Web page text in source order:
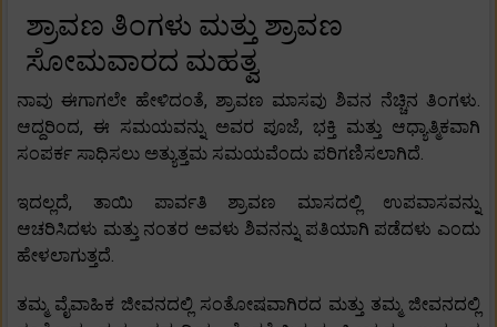
ಶ್ರಾವಣ ತಿಂಗಳು ಮತ್ತು ಶ್ರಾವಣ
ಸೋಮವಾರದ ಮಹತ್ವ
ನಾವು ಈಗಾಗಲೇ ಹೇಳಿದಂತೆ, ಶ್ರಾವಣ ಮಾಸವು ಶಿವನ ನೆಚ್ಚಿನ ತಿಂಗಳು.
ಆದ್ದರಿಂದ, ಈ ಸಮಯವನ್ನು ಅವರ ಪೂಜೆ, ಭಕ್ತಿ ಮತ್ತು ಆಧ್ಯಾತ್ಮಿಕವಾಗಿ
ಸಂಪರ್ಕ ಸಾಧಿಸಲು ಅತ್ಯುತ್ತಮ ಸಮಯವೆಂದು ಪರಿಗಣಿಸಲಾಗಿದೆ.
ಇದಲ್ಲದೆ, ತಾಯಿ ಪಾರ್ವತಿ ಶ್ರಾವಣ ಮಾಸದಲ್ಲಿ ಉಪವಾಸವನ್ನು
ಆಚರಿಸಿದಳು ಮತ್ತು ನಂತರ ಅವಳು ಶಿವನನ್ನು ಪತಿಯಾಗಿ ಪಡೆದಳು ಎಂದು
ಹೇಳಲಾಗುತ್ತದೆ.
ತಮ್ಮ ವೈವಾಹಿಕ ಜೀವನದಲ್ಲಿ ಸಂತೋಷವಾಗಿರದ ಮತ್ತು ತಮ್ಮ ಜೀವನದಲ್ಲಿ